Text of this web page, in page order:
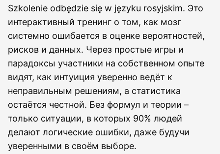
Szkolenie odbędzie się w języku rosyjskim. Это
интерактивный тренинг о том, как мозг
системно ошибается в оценке вероятностей,
рисков и данных. Через простые игры и
парадоксы участники на собственном опыте
видят, как интуиция уверенно ведёт к
неправильным решениям, а статистика
остаётся честной. Без формул и теории –
только ситуации, в которых 90% людей
делают логические ошибки, даже будучи
уверенными в своём выборе.